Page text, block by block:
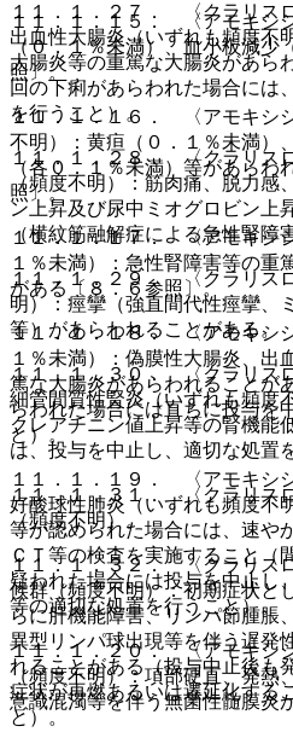
１１．１．２７． 〈クラリス
出血性大腸炎（いずれも頻度不
大腸炎等の重篤な大腸炎があら
回の下痢があらわれた場合には
を行うこと）。
１１．１．２８． 〈クラリス
（頻度不明）：筋肉痛、脱力感
ン上昇及び尿中ミオグロビン上
（横紋筋融解症による急性腎障
１１．１．２９． 〈クラリス
明）：痙攣（強直間代性痙攣、
等）があらわれることがある。
１１．１．３０． 〈クラリス
細管間質性腎炎（いずれも頻度
クレアチニン値上昇等の腎機能
は、投与を中止し、適切な処置
１１．１．３１． 〈クラリス
（頻度不明）。
１１．１．３２． 〈クラリス
候群（頻度不明）：初期症状と
らに肝機能障害、リンパ節腫脹
異型リンパ球出現等を伴う遅発
れることがある（投与中止後も
症状が再燃あるいは遷延化する
と）。
１１．１．１５． 〈アモキシ
（０．１％未満）、血小板減少
照〕。
１１．１．１６． 〈アモキシ
不明）：黄疸（０．１％未満）
（各０．１％未満）等があらわ
照〕。
１１．１．１７． 〈アモキシ
１％未満）：急性腎障害等の重
がある〔８．６参照〕。
１１．１．１８． 〈アモキシ
１％未満）：偽膜性大腸炎、出
篤な大腸炎があらわれることが
らわれた場合には直ちに投与を
と）。
１１．１．１９． 〈アモキシ
好酸球性肺炎（いずれも頻度不
等が認められた場合には、速や
ＣＴ等の検査を実施すること（
疑われた場合には投与を中止し
等の適切な処置を行うこと）。
１１．１．２０． 〈アモキシ
（頻度不明）：項部硬直、発熱
意識混濁等を伴う無菌性髄膜炎